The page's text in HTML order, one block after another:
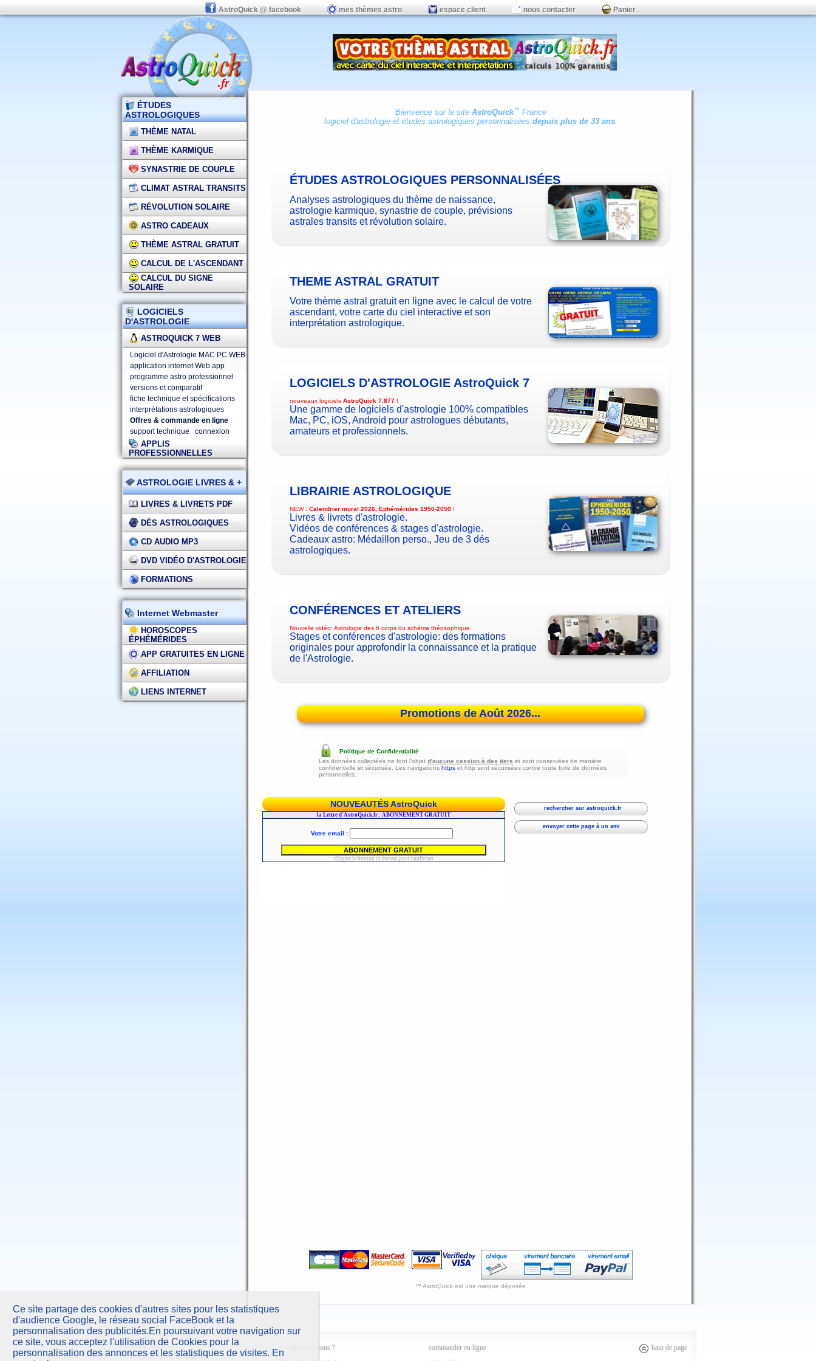
Ce site partage des cookies d'autres sites pour les statistiques
d'audience Google, le réseau social FaceBook et la
personnalisation des publicités.En poursuivant votre navigation sur
ce site, vous acceptez l'utilisation de Cookies pour la
personnalisation des annonces et les statistiques de visites. En
AstroQuick @ facebook mes thèmes astro espace client nous contacter Panier
ÉTUDES
ASTROLOGIQUES
THÈME NATAL
THÈME KARMIQUE
SYNASTRIE DE COUPLE
CLIMAT ASTRAL TRANSITS
RÉVOLUTION SOLAIRE
ASTRO CADEAUX
THÈME ASTRAL GRATUIT
CALCUL DE L'ASCENDANT
CALCUL DU SIGNE
SOLAIRE
LOGICIELS
D'ASTROLOGIE
ASTROQUICK 7 WEB
Logiciel d'Astrologie MAC PC WEB
application internet Web app
programme astro professionnel
versions et comparatif
fiche technique et spécifications
interprétations astrologiques
Offres & commande en ligne
support technique
connexion
APPLIS
PROFESSIONNELLES
ASTROLOGIE LIVRES & +
LIVRES & LIVRETS PDF
DÉS ASTROLOGIQUES
CD AUDIO MP3
DVD VIDÉO D'ASTROLOGIE
FORMATIONS
Internet Webmaster
HOROSCOPES
ÉPHÉMÉRIDES
APP GRATUITES EN LIGNE
AFFILIATION
LIENS INTERNET
Bienvenue sur le site AstroQuick™ France
logiciel d'astrologieet études astrologiques personnalisées depuis plus de 33 ans.
ÉTUDES ASTROLOGIQUES PERSONNALISÉES
Analyses astrologiques du thème de naissance,
astrologie karmique, synastrie de couple, prévisions
astrales transits et révolution solaire.
THEME ASTRAL GRATUIT
Votre thème astral gratuit en ligne avec le calcul de votre
ascendant, votre carte du ciel interactive et son
interprétation astrologique.
LOGICIELS D'ASTROLOGIE AstroQuick 7
nouveaux logiciels AstroQuick 7.877 !
Une gamme de logiciels d'astrologie 100% compatibles
Mac, PC, iOS, Android pour astrologues débutants,
amateurs et professionnels.
LIBRAIRIE ASTROLOGIQUE
NEW : Calendrier mural 2026, Ephémérides 1950-2050 !
Livres & livrets d'astrologie.
Vidéos de conférences & stages d'astrologie.
Cadeaux astro: Médaillon perso., Jeu de 3 dés
astrologiques.
CONFÉRENCES ET ATELIERS
Nouvelle vidéo: Astrologie des 6 corps du schéma théosophique
Stages et conférences d'astrologie: des formations
originales pour approfondir la connaissance et la pratique
de l'Astrologie.
Promotions de Août 2026...
Politique de Confidentialité
Les données collectées ne font l'objet d'aucune cession à des tiers et sont conservées de manière
confidentielle et sécurisée. Les navigations https et http sont sécurisées contre toute fuite de données
personnelles.
NOUVEAUTÉS AstroQuick rechercher sur astroquick.fr
envoyer cette page à un ami
™ AstroQuick est une marque déposée
AstroQuicksarl
10 Parc Club du Millénaire
qui sommes-nous ?
commander en ligne
haut de page